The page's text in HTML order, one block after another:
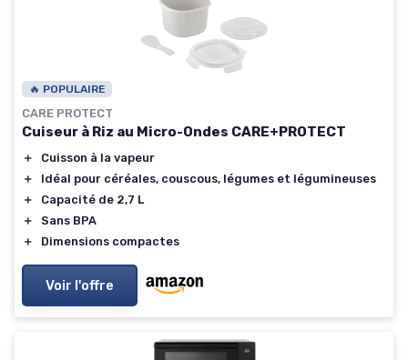
🔥 POPULAIRE
CARE PROTECT
Cuiseur à Riz au Micro-Ondes CARE+PROTECT
＋
Cuisson à la vapeur
＋
Idéal pour céréales, couscous, légumes et légumineuses
＋
Capacité de 2,7 L
＋
Sans BPA
＋
Dimensions compactes
Voir l'offre